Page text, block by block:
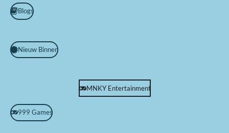
Blogs
Nieuw Binnen
MNKY Entertainment
999 Games